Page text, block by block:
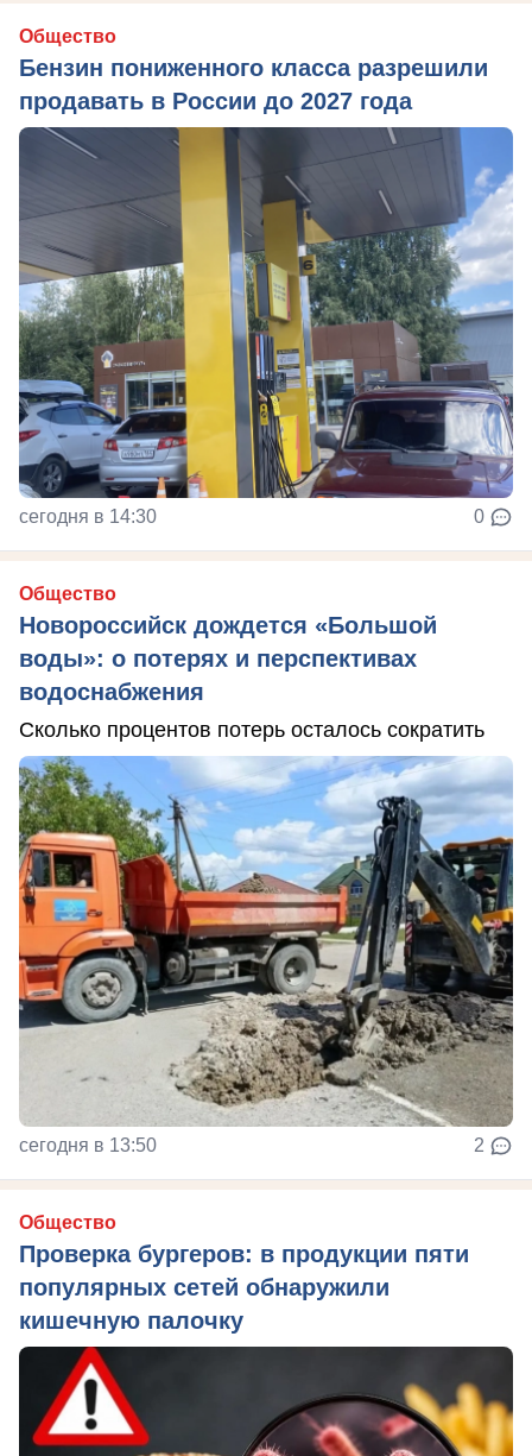
Общество
Бензин пониженного класса разрешили
продавать в России до 2027 года
сегодня в 14:30 0
Общество
Новороссийск дождется «Большой
воды»: о потерях и перспективах
водоснабжения
Сколько процентов потерь осталось сократить
сегодня в 13:50 2
Общество
Проверка бургеров: в продукции пяти
популярных сетей обнаружили
кишечную палочку